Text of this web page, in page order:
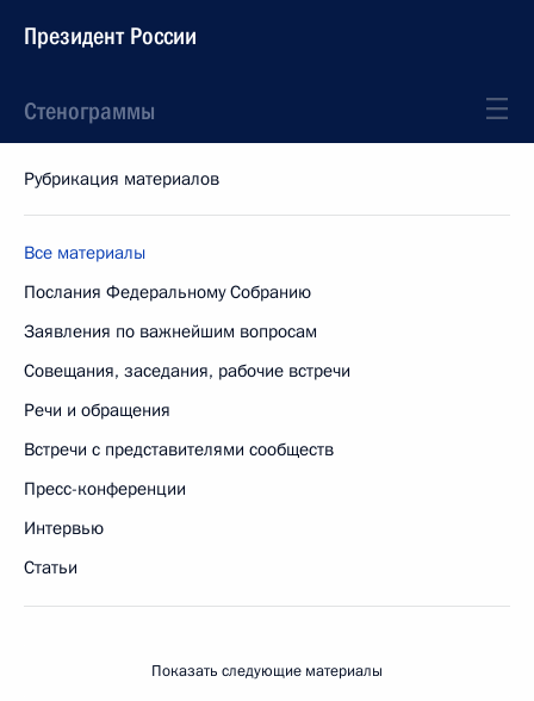
Президент России
Стенограммы
Рубрикация материалов
Все материалы
Послания Федеральному Собранию
Заявления по важнейшим вопросам
Совещания, заседания, рабочие встречи
Речи и обращения
Встречи с представителями сообществ
Пресс-конференции
Интервью
Статьи
Показать следующие материалы